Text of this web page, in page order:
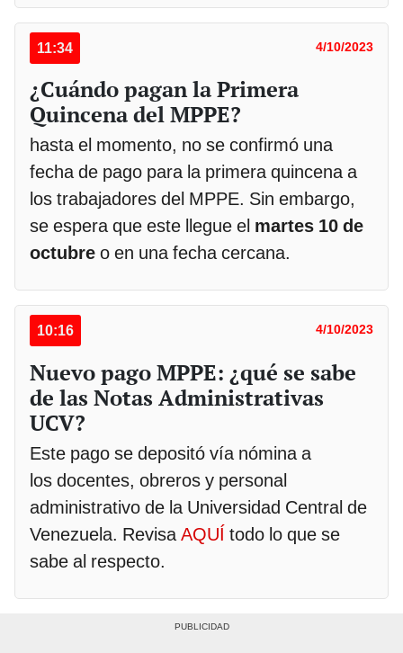
11:34 4/10/2023
¿Cuándo pagan la Primera
Quincena del MPPE?
hasta el momento, no se confirmó una
fecha de pago para la primera quincena a
los trabajadores del MPPE. Sin embargo,
se espera que este llegue el martes 10 de
octubre o en una fecha cercana.
10:16 4/10/2023
Nuevo pago MPPE: ¿qué se sabe
de las Notas Administrativas
UCV?
Este pago se depositó vía nómina a
los docentes, obreros y personal
administrativo de la Universidad Central de
Venezuela. RevisaAQUÍ todo lo que se
sabe al respecto.